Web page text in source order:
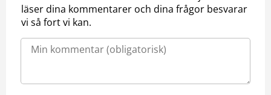
läser dina kommentarer och dina frågor besvarar
vi så fort vi kan.